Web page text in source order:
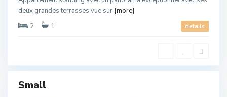
deux grandes terrasses vue sur [more]
2
1 details
u
,
u
e
u
Small